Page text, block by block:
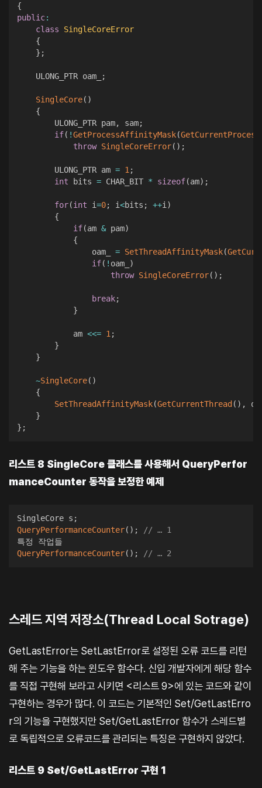
{
public:
class
SingleCoreError
{
} ;
    ULONG_PTR oam_
;
SingleCore( )
{
        ULONG_PTR pam
, sam;
if( !GetProcessAffinityMask(GetCurrentProcess
throw SingleCoreError( ) ;
        ULONG_PTR am
= 1;
int bits = CHAR_BIT * sizeof(am) ;
for(int i=0; i<bits ; ++i)
{
if(am & pam)
{
                oam_
= SetThreadAffinityMask(
if( ! oam_
)
throw SingleCoreError( ) ;
break;
}
            am
<<= 1;
}
}
~SingleCore( )
{
SetThreadAffinityMask(GetCurrentThread ( ) ,
}
} ;
리스트 8 SingleCore 클래스를 사용해서 QueryPerfor
manceCounter 동작을 보정한 예제
SingleCore s ;
QueryPerformanceCounter( ) ;
// … 1
QueryPerformanceCounter( ) ; // … 2
스레드 지역 저장소(Thread Local Sotrage)
GetLastError는 SetLastError로 설정된 오류 코드를 리턴
해 주는 기능을 하는 윈도우 함수다. 신입 개발자에게 해당 함수
를 직접 구현해 보라고 시키면 <리스트 9>에 있는 코드와 같이
구현하는 경우가 많다. 이 코드는 기본적인 Set/GetLastErro
r의 기능을 구현했지만 Set/GetLastError 함수가 스레드별
로 독립적으로 오류코드를 관리되는 특징은 구현하지 않았다.
리스트 9 Set/GetLastError 구현 1